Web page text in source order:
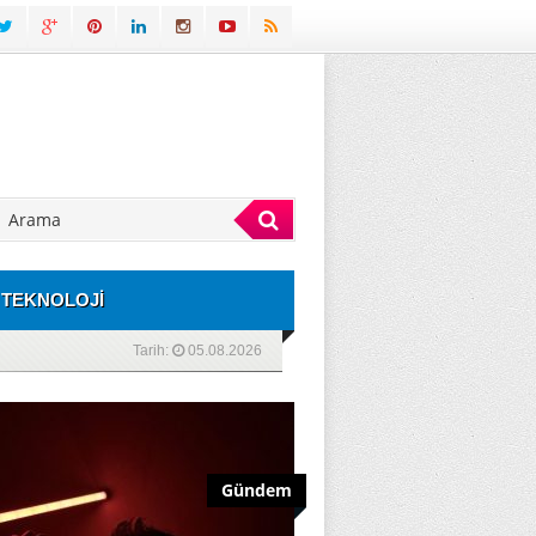
TEKNOLOJİ
Tarih: 05.08.2026
Gündem